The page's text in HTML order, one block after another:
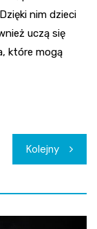
nim dzieci
uczą się
które mogą
Kolejny